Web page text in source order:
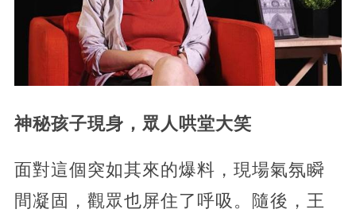
神秘孩子現身，眾人哄堂大笑
面對這個突如其來的爆料，現場氣氛瞬
間凝固，觀眾也屏住了呼吸。隨後，王